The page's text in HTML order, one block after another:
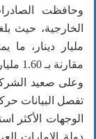
وحافظت
مقارنة بـ 1.60 مليار دينار وبحصة بلغت 89.2 % في فبراير 2025.
وعلى صعيد
تفصل البيانات
الوجهات الأكثر